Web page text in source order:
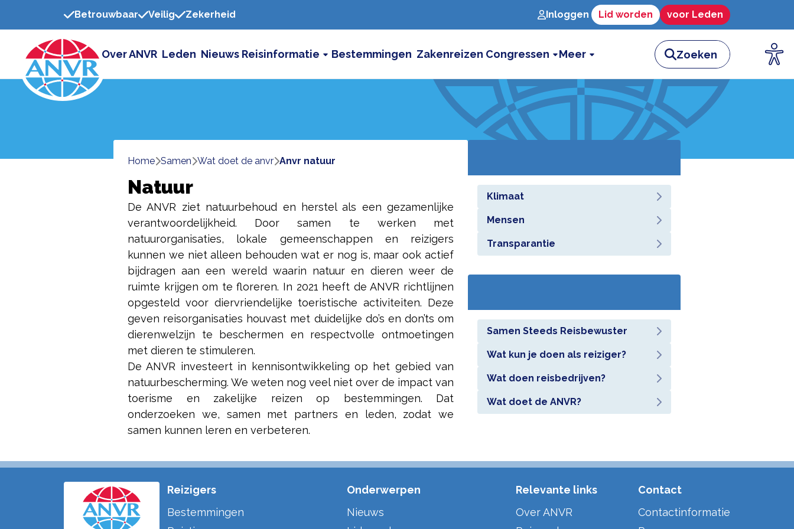
Betrouwbaar Veilig Zekerheid Inloggen Lid worden voor Leden
Over ANVR Leden Nieuws Reisinformatie Bestemmingen Zakenreizen Congressen Meer
Home samen wat doet de anvr anvr natuur
Natuur
De ANVR ziet natuurbehoud en herstel als een gezamenlijke
verantwoordelijkheid. Door samen te werken met
natuurorganisaties, lokale gemeenschappen en reizigers
kunnen we niet alleen behouden wat er nog is, maar ook actief
bijdragen aan een wereld waarin natuur en dieren weer de
ruimte krijgen om te floreren. In 2021 heeft de ANVR richtlijnen
opgesteld voor diervriendelijke toeristische activiteiten. Deze
geven reisorganisaties houvast met duidelijke do’s en don’ts om
dierenwelzijn te beschermen en respectvolle ontmoetingen
met dieren te stimuleren.
De ANVR investeert in kennisontwikkeling op het gebied van
natuurbescherming. We weten nog veel niet over de impact van
toerisme en zakelijke reizen op bestemmingen. Dat
onderzoeken we, samen met partners en leden, zodat we
samen kunnen leren en verbeteren.
Klimaat
Mensen
Transparantie
Samen Steeds Reisbewuster
Wat kun je doen als reiziger?
Wat doen reisbedrijven?
Wat doet de ANVR?
Reizigers
Bestemmingen
Onderwerpen
Nieuws
Relevante links
Over ANVR
Contact
Contactinformatie